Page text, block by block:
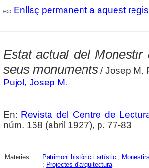
Enllaç permanent a aquest
Estat actual del
seus monuments/ Josep M.
Pujol, Josep M.
En: Revista del Centre de
núm. 168 (abril 1927), p. 77-83
Matèries: Patrimoni històric i artístic ; Monestirs
; Projectes d'arquitectura